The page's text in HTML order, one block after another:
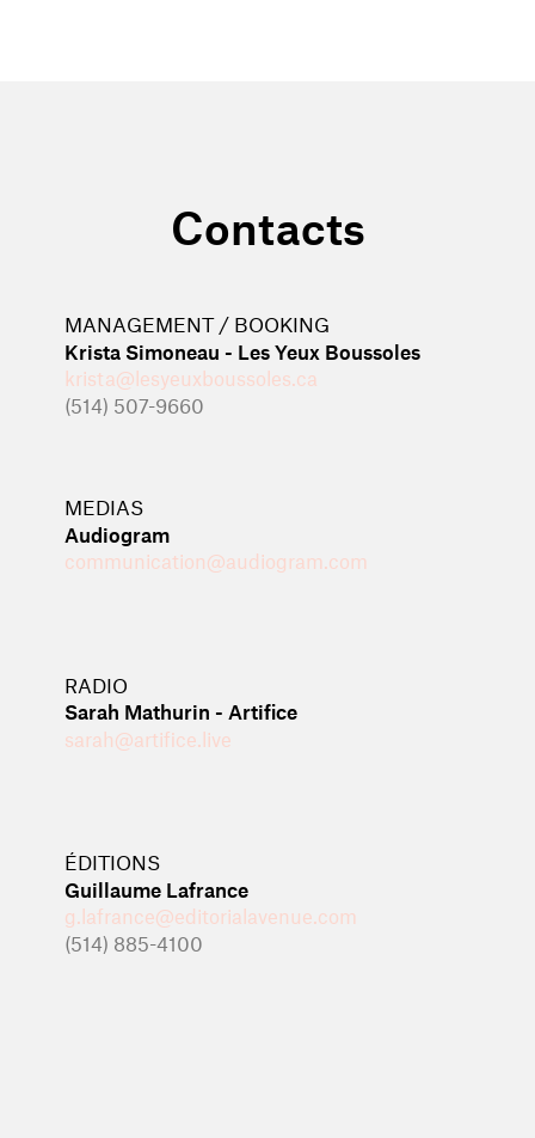
Contacts
MANAGEMENT / BOOKING
Krista Simoneau - Les Yeux Boussoles
krista@lesyeuxboussoles.ca
(514) 507-9660
MEDIAS
Audiogram
communication@audiogram.com
RADIO
Sarah Mathurin - Artifice
sarah@artifice.live
ÉDITIONS
Guillaume Lafrance
g.lafrance@editorialavenue.com
(514) 885-4100